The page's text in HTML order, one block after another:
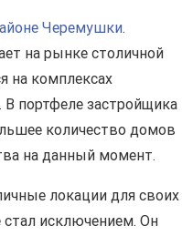
Черемушки.
на рынке столичной
на комплексах
В портфеле застройщика
количество домов
на данный момент.
локации для своих
стал исключением. Он